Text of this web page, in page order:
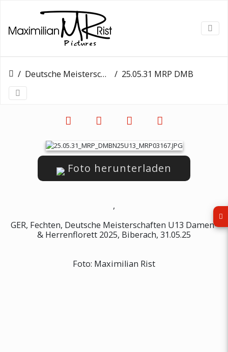
Deutsche Meisterschaften U13 25.05.31 MRP DMBN25U13 MRP03167
Foto herunterladen
,
GER, Fechten, Deutsche Meisterschaften U13 Damen-
& Herrenflorett 2025, Biberach, 31.05.25
Foto: Maximilian Rist